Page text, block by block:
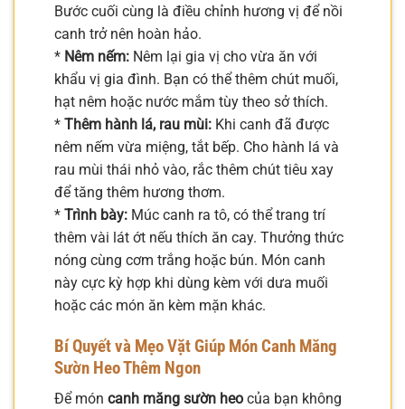
Bước cuối cùng là điều chỉnh hương vị để nồi
canh trở nên hoàn hảo.
* Nêm nếm: Nêm lại gia vị cho vừa ăn với
khẩu vị gia đình. Bạn có thể thêm chút muối,
hạt nêm hoặc nước mắm tùy theo sở thích.
* Thêm hành lá, rau mùi: Khi canh đã được
nêm nếm vừa miệng, tắt bếp. Cho hành lá và
rau mùi thái nhỏ vào, rắc thêm chút tiêu xay
để tăng thêm hương thơm.
* Trình bày: Múc canh ra tô, có thể trang trí
thêm vài lát ớt nếu thích ăn cay. Thưởng thức
nóng cùng cơm trắng hoặc bún. Món canh
này cực kỳ hợp khi dùng kèm với dưa muối
hoặc các món ăn kèm mặn khác.
Bí Quyết và Mẹo Vặt Giúp Món Canh Măng
Sườn Heo Thêm Ngon
Để món canh măng sườn heo của bạn không